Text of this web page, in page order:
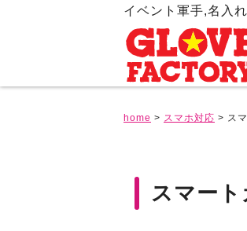
イベント軍手,名入
home > スマホ対応 > ス
スマート